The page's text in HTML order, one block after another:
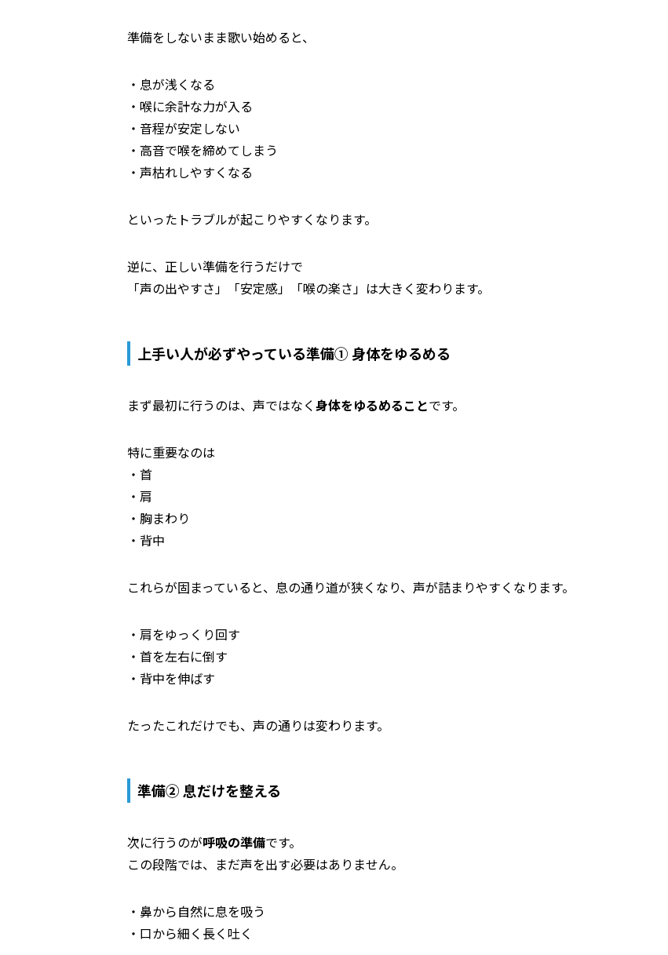
準備をしないまま歌い始めると、
・息が浅くなる
・喉に余計な力が入る
・音程が安定しない
・高音で喉を締めてしまう
・声枯れしやすくなる
といったトラブルが起こりやすくなります。
逆に、正しい準備を行うだけで
「声の出やすさ」「安定感」「喉の楽さ」は大きく変わります。
上手い人が必ずやっている準備① 身体をゆるめる
まず最初に行うのは、声ではなく身体をゆるめることです。
特に重要なのは
・首
・肩
・胸まわり
・背中
これらが固まっていると、息の通り道が狭くなり、声が詰まりやすくなります。
・肩をゆっくり回す
・首を左右に倒す
・背中を伸ばす
たったこれだけでも、声の通りは変わります。
準備② 息だけを整える
次に行うのが呼吸の準備です。
この段階では、まだ声を出す必要はありません。
・鼻から自然に息を吸う
・口から細く長く吐く